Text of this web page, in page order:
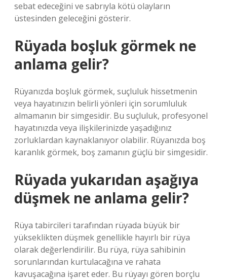
sebat edeceğini ve sabrıyla kötü olayların
üstesinden geleceğini gösterir.
Rüyada boşluk görmek ne
anlama gelir?
Rüyanızda boşluk görmek, suçluluk hissetmenin
veya hayatınızın belirli yönleri için sorumluluk
almamanın bir simgesidir. Bu suçluluk, profesyonel
hayatınızda veya ilişkilerinizde yaşadığınız
zorluklardan kaynaklanıyor olabilir. Rüyanızda boş
karanlık görmek, boş zamanın güçlü bir simgesidir.
Rüyada yukarıdan aşağıya
düşmek ne anlama gelir?
Rüya tabircileri tarafından rüyada büyük bir
yükseklikten düşmek genellikle hayırlı bir rüya
olarak değerlendirilir. Bu rüya, rüya sahibinin
sorunlarından kurtulacağına ve rahata
kavuşacağına işaret eder. Bu rüyayı gören borçlu